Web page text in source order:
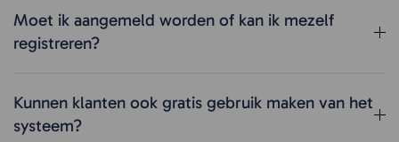
Moet ik aangemeld worden of kan ik mezelf
registreren?
Kunnen klanten ook gratis gebruik maken van het
systeem?